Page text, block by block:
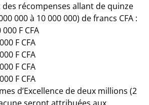
des récompenses allant de quinze
000 à 10 000 000) de francs CFA :
F CFA
F CFA
F CFA
F CFA
F CFA
d’Excellence de deux millions (2